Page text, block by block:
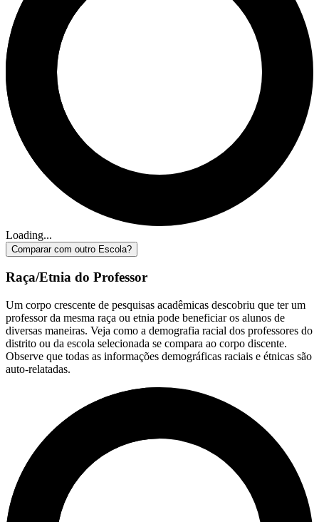
Loading...
Comparar com outro Escola?
Raça/Etnia do Professor
Um corpo crescente de pesquisas acadêmicas descobriu que ter um
professor da mesma raça ou etnia pode beneficiar os alunos de
diversas maneiras. Veja como a demografia racial dos professores do
distrito ou da escola selecionada se compara ao corpo discente.
Observe que todas as informações demográficas raciais e étnicas são
auto-relatadas.